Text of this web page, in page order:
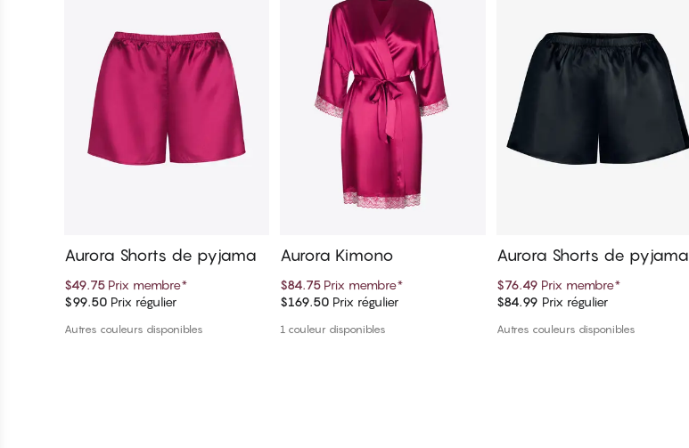
Ajouter au panier
Aurora Shorts de pyjama
$49.75 Prix membre*
$99.50 Prix régulier
Autres couleurs disponibles
Ajouter au panier
Aurora Kimono
$84.75 Prix membre*
$169.50 Prix régulier
1 couleur disponibles
Ajouter au panier
Aurora Shorts de pyjama
$76.49 Prix membre*
$84.99 Prix régulier
Autres couleurs disponibles